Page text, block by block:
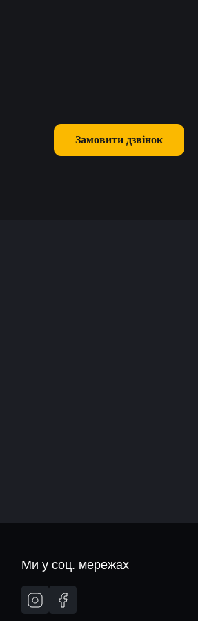
Замовити дзвінок
Ми у соц. мережах